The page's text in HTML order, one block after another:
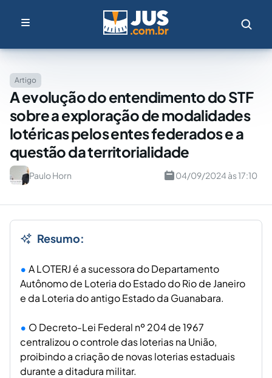
Artigo
A evolução do entendimento do STF
sobre a exploração de modalidades
lotéricas pelos entes federados e a
questão da territorialidade
Paulo Horn 04/09/2024 às 17:10
Resumo:
A LOTERJ é a sucessora do Departamento
Autônomo de Loteria do Estado do Rio de Janeiro
e da Loteria do antigo Estado da Guanabara.
O Decreto-Lei Federal nº 204 de 1967
centralizou o controle das loterias na União,
proibindo a criação de novas loterias estaduais
durante a ditadura militar.